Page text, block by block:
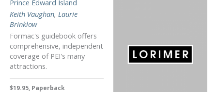
Prince Edward Island
Keith Vaughan, Laurie
Brinklow
Formac's guidebook offers
comprehensive, independent
coverage of PEI's many
attractions.
$19.95, Paperback